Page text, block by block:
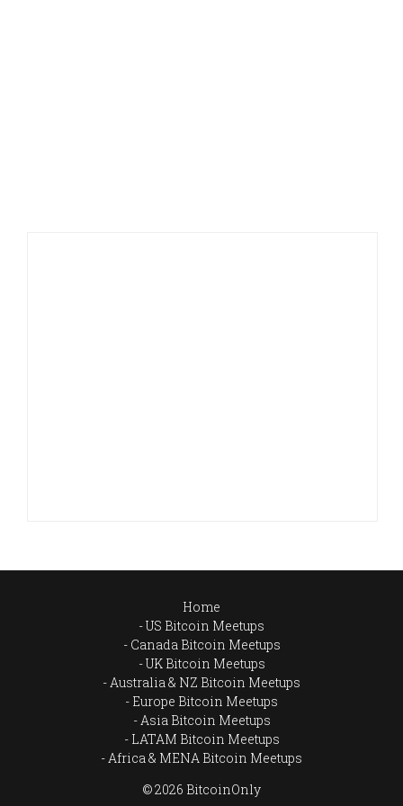
Home
US Bitcoin Meetups
Canada Bitcoin Meetups
UK Bitcoin Meetups
Australia & NZ Bitcoin Meetups
Europe Bitcoin Meetups
Asia Bitcoin Meetups
LATAM Bitcoin Meetups
Africa & MENA Bitcoin Meetups
© 2026 BitcoinOnly